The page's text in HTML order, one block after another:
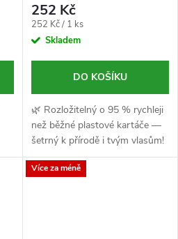
lámání a zacuchávání.
252 Kč
Měrná
cena:
252 Kč / 1 ks
Skladem
DO KOŠÍKU
🌿 Rozložitelný o 95 % rychleji
než běžné plastové kartáče —
šetrný k přírodě i tvým vlasům!
♻️
Více za méně